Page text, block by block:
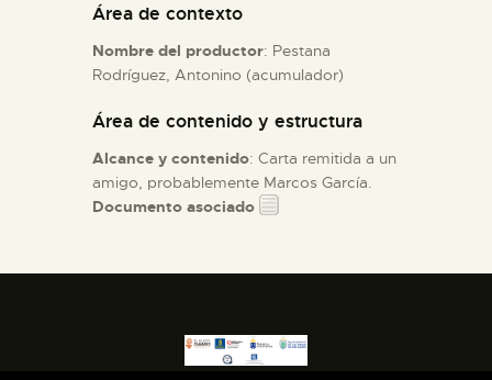
Área de contexto
Nombre del productor: Pestana
Rodríguez, Antonino (acumulador)
Área de contenido y estructura
Alcance y contenido: Carta remitida a un
amigo, probablemente Marcos García.
Documento asociado